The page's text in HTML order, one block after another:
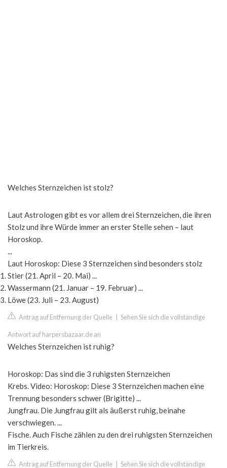
Welches Sternzeichen ist stolz?
Laut Astrologen gibt es vor allem drei Sternzeichen, die ihren
Stolz und ihre Würde immer an erster Stelle sehen – laut
Horoskop.
...
Laut Horoskop: Diese 3 Sternzeichen sind besonders stolz
Stier (21. April – 20. Mai) ...
Wassermann (21. Januar – 19. Februar) ...
Löwe (23. Juli – 23. August)
Antrag auf Entfernung der Quelle Sehen Sie sich die vollständige
Antwort auf harpersbazaar.de an
Welches Sternzeichen ist ruhig?
Horoskop: Das sind die 3 ruhigsten Sternzeichen
Krebs. Video: Horoskop: Diese 3 Sternzeichen machen eine
Trennung besonders schwer (Brigitte) ...
Jungfrau. Die Jungfrau gilt als äußerst ruhig, beinahe
verschwiegen. ...
Fische. Auch Fische zählen zu den drei ruhigsten Sternzeichen
im Tierkreis.
Antrag auf Entfernung der Quelle Sehen Sie sich die vollständige